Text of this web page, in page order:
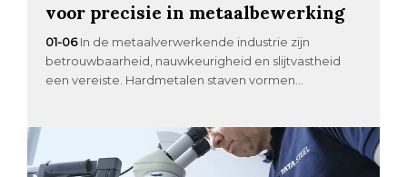
voor precisie in metaalbewerking
01-06 In de metaalverwerkende industrie zijn
betrouwbaarheid, nauwkeurigheid en slijtvastheid
een vereiste. Hardmetalen staven vormen...